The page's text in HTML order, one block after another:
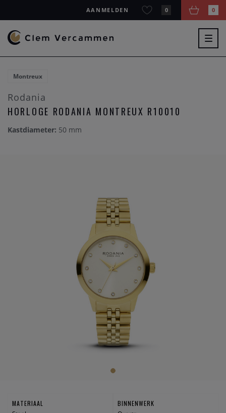
AANMELDEN 0 0
Montreux
Rodania
HORLOGE RODANIA MONTREUX R10010
Kastdiameter: 50 mm
MATERIAAL
BINNENWERK